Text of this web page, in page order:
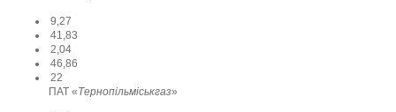
9,27
41,83
2,04
46,86
22
ПАТ «Тернопільміськгаз»